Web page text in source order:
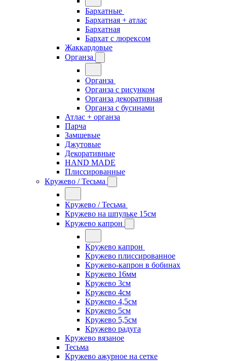
Бархатные
Бархатная + атлас
Бархатная
Бархат с люрексом
Жаккардовые
Органза
Органза
Органза с рисунком
Органза декоративная
Органза с бусинами
Атлас + органза
Парча
Замшевые
Джутовые
Декоративные
HAND MADE
Плиссированные
Кружево / Тесьма
Кружево / Тесьма
Кружево на шпульке 15см
Кружево капрон
Кружево капрон
Кружево плиссированное
Кружево-капрон в бобинах
Кружево 16мм
Кружево 3см
Кружево 4см
Кружево 4,5см
Кружево 5см
Кружево 5,5см
Кружево радуга
Кружево вязаное
Тесьма
Кружево ажурное на сетке